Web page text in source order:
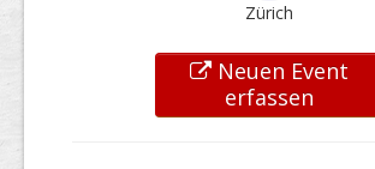
Zürich
Neuen Event
erfassen